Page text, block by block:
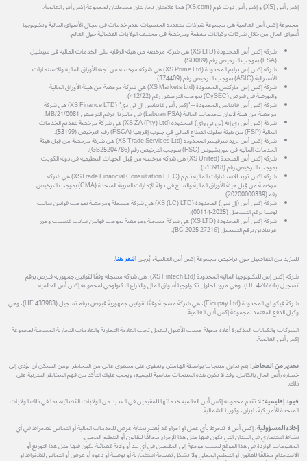
إكس أس (XS) و إكس أس دوت كوم (XS.com) هما علامتان تجاريتان مسجلتان لمجموعة إكس أس العالمية.
مجموعة إكس أس العالمية هي مجموعة شركات متعددة الجنسيات تقدم خدمات في مجال الأسواق المالية وتكنولوجيا
أسواق المال من خلال شركات وكيانات منظمة ومرخصة في مختلف الولايات القضائية حول العالم.
شركة إكس أس المحدودة (XS LTD) هي شركة مرخصة من هيئة الرقابة على الخدمات المالية في سيشيل
(FSA) بموجب الترخيص رقم (SD089).
شركة إكس إس برايم المحدودة (XS Prime Ltd) هي شركة مرخصة من لجنة الأوراق المالية والاستثمارات
الأسترالية (ASIC) بموجب الترخيص رقم (374409).
شركة إكس إس ماركتس المحدودة (XS Markets Ltd) هي شركة مرخصة من هيئة الأوراق المالية
والبورصة في قبرص (CySEC) بموجب الترخيص رقم (412/22).
شركة إكس أس فاينانس المحدودة – "إكس أس فاينانس ال تي دي" (XS Finance LTD) هي شركة
مرخصة من هيئة لابوان للخدمات المالية (Labuan FSA) في ماليزيا، برقم الترخيص MB/21/0081.
شركة إكس أس زي إيه (بي تي واي) المحدودة (XS ZA (Pty) Ltd) هي شركة مرخصة لتقديم الخدمات
المالية (FSP) من هيئة سلوك القطاع المالي في جنوب إفريقيا (FSCA) رقم الترخيص (53199).
شركة إكس أس تريد سرفيسز المحدودة (XS Trade Services Ltd) هي شركة مرخصة من قِبل هيئة
الخدمات المالية في موريشيوس (FSC) بموجب الترخيص رقم (GB25204786).
شركة إكس أس المتحدة (XS United) هي شركة مرخصة من قِبل الجهات التنظيمية في دولة الكويت
بموجب الترخيص رقم (513918).
شركة اكس تريد للاستشارات المالية ذ.م.م (XSTrade Financial Consultation L.L.C) هي شركة
مرخصة من قِبل هيئة الأوراق المالية والسلع في دولة الإمارات العربية المتحدة (CMA) بموجب الترخيص
رقم (20200000339).
شركة إكس أس (إل سي) المحدودة (XS (LC) LTD) هي شركة مسجلة ومرخصة بموجب قوانين سانت
لوسيا برقم التسجيل (2025-00114).
شركة إكس أس المحدودة (XS LTD) هي شركة مسجلة ومرخصة بموجب قوانين سانت فنسنت وجزر
غرينادين برقم التسجيل (27216 BC 2025).
للمزيد من التفاصيل حول تراخيص مجموعة إكس أس العالمية، يُرجىالنقر هنا.
شركة إكس إس للتكنولوجيا المالية المحدودة (XS Fintech Ltd)، هي شركة مسجلة وفقًا لقوانين جمهورية قبرص برقم
تسجيل (HE 426566)، وهي مزود لحلول تكنولوجيا أسواق المال والذراع التكنولوجي لمجموعة إكس أس العالمية.
شركة فيكوباي المحدودة (Ficupay Ltd)، هي شركة مسجلة وفقًا لقوانين جمهورية قبرص برقم تسجيل (HE 433983)، وهي
وكيل الدفع المعتمد لمجموعة إكس أس العالمية.
الشركات والكيانات المذكورة أعلاه مخولة حسب الأصول للعمل تحت العلامة التجارية والعلامات التجارية المسجلة لمجموعة
إكس أس العالمية.
تحذير من المخاطر:يتم تداول منتجاتنا بواسطة الهامش وتنطوي على مستوى عالي من المخاطر، ومن الممكن أن تؤدي إلى
خسارة رأس المال بالكامل. وقد لا تكون هذه المنتجات مناسبة للجميع، ويجب عليك التأكد من فهم المخاطر المترتبة على
ذلك.
قيود إقليمية:لا تقدم مجموعة إكس أس العالمية خدماتها للمقيمين في العديد من الولايات القضائية، بما في ذلك الولايات
المتحدة الأمريكية، ايران، وكوريا الشمالية.
إخلاء المسؤولية:إكس أس لا تنخرط بأي عمل او اجراء قد يُعتبر بمثابة عرض للخدمات المالية أو التماس للانخراط في أي
نشاط استثماري في البلدان التي يكون فيها مثل هذا الإجراء مخالفًا للقانون أو التنظيم المحلي.
المعلومات الواردة في هذا الموقع ليست موجهة إلى المقيمين في أي بلد أو ولاية قضائية يكون فيها مثل هذا التوزيع أو
الاستخدام مخالفًا للقانون أو التنظيم المحلي ولا تشكل نصيحة استثمارية أو توصية أو دعوة أو عرض أو التماس للانخراط او